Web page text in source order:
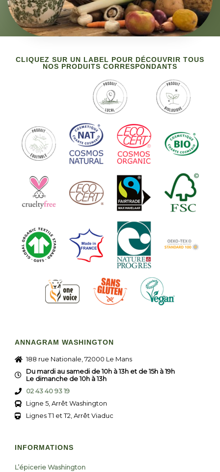
CLIQUEZ SUR UN LABEL POUR DÉCOUVRIR TOUS
NOS PRODUITS CORRESPONDANTS
ANNAGRAM WASHINGTON
188 rue Nationale, 72000 Le Mans
Du mardi au samedi de 10h à 13h et de 15h à 19h
Le dimanche de 10h à 13h
02 43 40 93 19
Ligne 5, Arrêt Washington
Lignes T1 et T2, Arrêt Viaduc
INFORMATIONS
L’épicerie Washington